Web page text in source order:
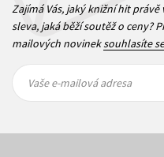
Zajímá Vás, jaký knižní hit
sleva, jaká běží soutěž o ceny?
mailových novineksouhlasíte
mailová
mailová
Vaše e-mailová adresa